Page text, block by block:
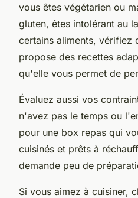
vous êtes végétarien ou
gluten, êtes intolérant au
certains aliments, vérifiez
propose des recettes
qu'elle vous permet de
Évaluez aussi vos
n'avez pas le temps ou
pour une box repas qui
cuisinés et prêts à
demande peu de
Si vous aimez à cuisiner,